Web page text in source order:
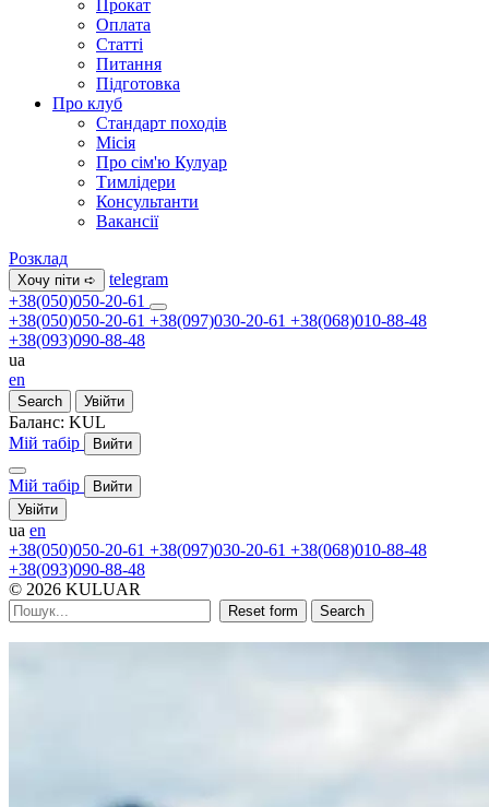
Прокат
Оплата
Статті
Питання
Підготовка
Про клуб
Стандарт походів
Місія
Про сім'ю Кулуар
Тимлідери
Консультанти
Вакансії
Розклад
Хочу піти ➪
telegram
+38(050)050-20-61
+38(050)050-20-61 +38(097)030-20-61 +38(068)010-88-48
+38(093)090-88-48
ua
en
Search Увійти
Баланс: KUL
Мій табір
Вийти
Мій табір
Вийти
Увійти
ua en
+38(050)050-20-61 +38(097)030-20-61 +38(068)010-88-48
+38(093)090-88-48
© 2026 KULUAR
Reset form Search